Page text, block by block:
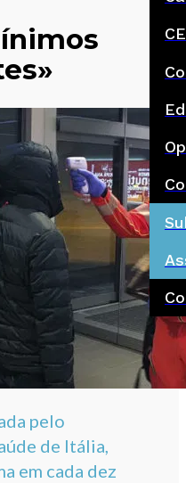
pelo
de Itália,
em cada dez